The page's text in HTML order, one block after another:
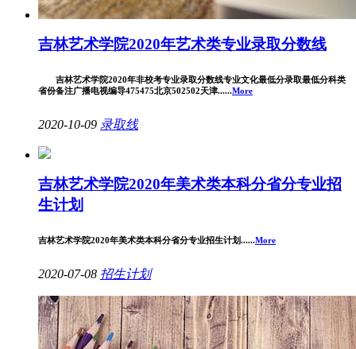
吉林艺术学院2020年艺术类专业录取分数线
吉林艺术学院2020年非校考专业录取分数线专业文化最低分录取最低分科类
省份备注广播电视编导475475北京502502天津......More
2020-10-09 录取线
吉林艺术学院2020年美术类本科分省分专业招
生计划
吉林艺术学院2020年美术类本科分省分专业招生计划......More
2020-07-08 招生计划